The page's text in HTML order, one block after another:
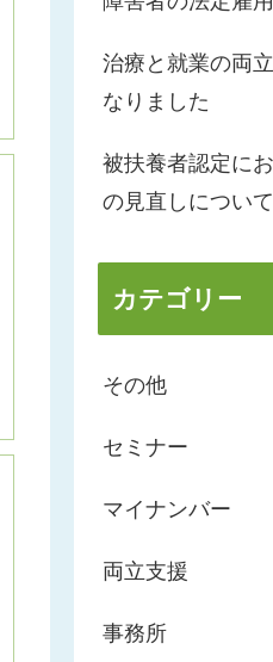
治療と就業の両
なりました
被扶養者認定に
の見直しについて
カテゴリー
その他
セミナー
マイナンバー
両立支援
事務所